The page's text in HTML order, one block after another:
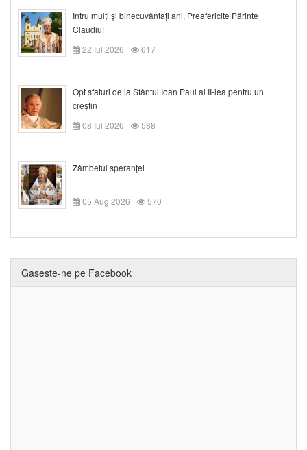
Întru mulți și binecuvântați ani, Preafericite Părinte
Claudiu!
22 Iul 2026
617
Opt sfaturi de la Sfântul Ioan Paul al II-lea pentru un
creștin
08 Iul 2026
588
Zâmbetul speranței
05 Aug 2026 570
Gaseste-ne pe Facebook